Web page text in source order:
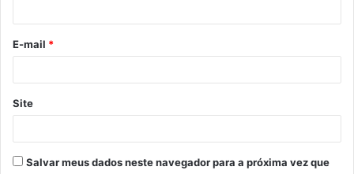
E-mail *
Site
Salvar meus dados neste navegador para a próxima vez que